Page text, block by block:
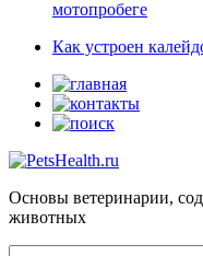
мотопробеге
Как устроен
Основы ветеринарии,
животных